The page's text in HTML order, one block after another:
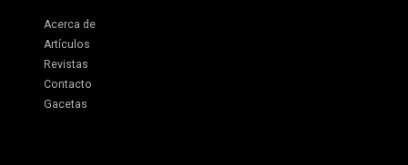
Acerca de
Artículos
Revistas
Contacto
Gacetas